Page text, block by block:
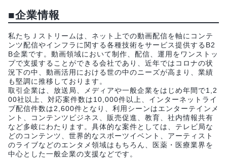
■企業情報
私たちＪストリームは、ネット上での動画配信を軸にコンテ
ンツ配信やインフラに関する各種技術をサービス提供するB2
B企業です。動画領域において制作、配信、運用をワンストッ
プで支援することができる会社であり、近年ではコロナの状
況下の中、動画活用における世の中のニーズが高まり、業績
も堅調に推移しております。
取引企業は、放送局、メディアや一般企業をはじめ年間で1,2
00社以上、対応案件数は10,000件以上、インターネットライ
ブ配信件数は2,600件となり、利用シーンはエンターテインメ
ント、コンテンツビジネス、販売促進、教育、社内情報共有
など多岐にわたります。具体的な案件としては、テレビ局な
どのコンテンツ、世界的なスポーツイベント、アーティスト
のライブなどのエンタメ領域はもちろん、医薬・医療業界を
中心とした一般企業の支援などです。